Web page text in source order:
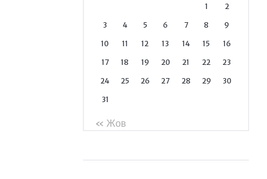
1 2
3 4 5 6 7 8 9
10 11 12 13 14 15 16
17 18 19 20 21 22 23
24 25 26 27 28 29 30
31
« Жов